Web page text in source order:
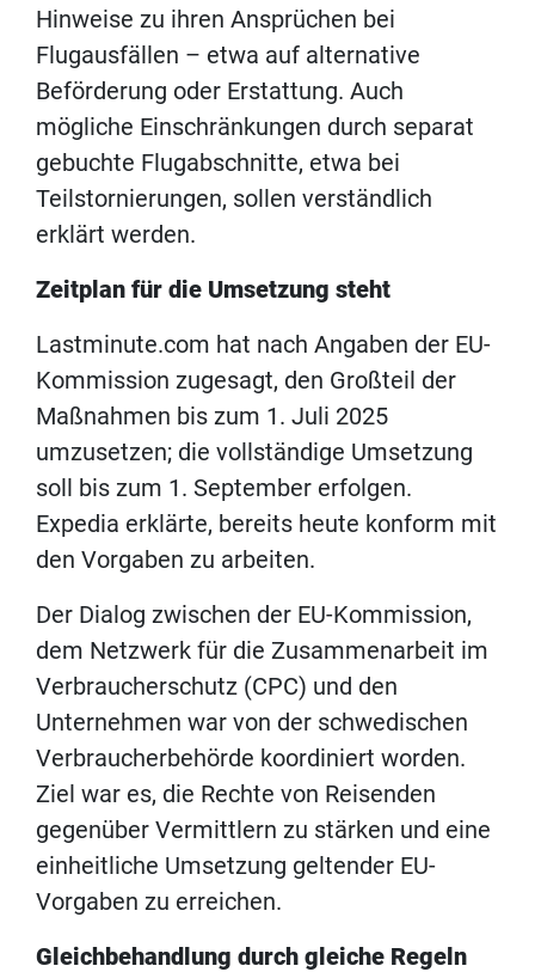
Hinweise zu ihren Ansprüchen bei
Flugausfällen – etwa auf alternative
Beförderung oder Erstattung. Auch
mögliche Einschränkungen durch separat
gebuchte Flugabschnitte, etwa bei
Teilstornierungen, sollen verständlich
erklärt werden.
Zeitplan für die Umsetzung steht
Lastminute.com hat nach Angaben der EU-
Kommission zugesagt, den Großteil der
Maßnahmen bis zum 1. Juli 2025
umzusetzen; die vollständige Umsetzung
soll bis zum 1. September erfolgen.
Expedia erklärte, bereits heute konform mit
den Vorgaben zu arbeiten.
Der Dialog zwischen der EU-Kommission,
dem Netzwerk für die Zusammenarbeit im
Verbraucherschutz (CPC) und den
Unternehmen war von der schwedischen
Verbraucherbehörde koordiniert worden.
Ziel war es, die Rechte von Reisenden
gegenüber Vermittlern zu stärken und eine
einheitliche Umsetzung geltender EU-
Vorgaben zu erreichen.
Gleichbehandlung durch gleiche Regeln